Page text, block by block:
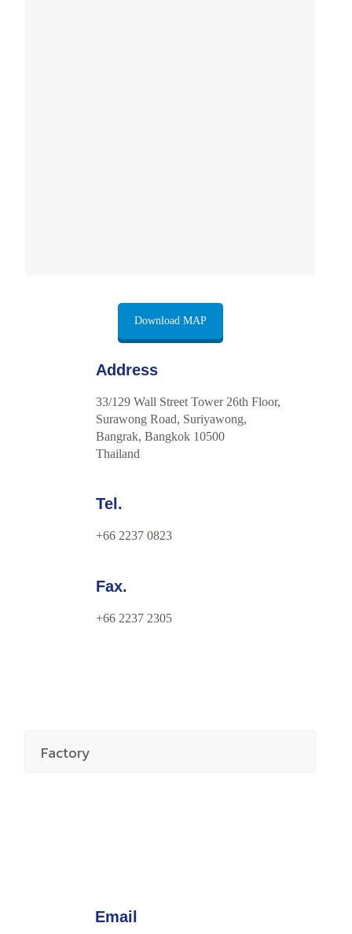
Download MAP
Address
33/129 Wall Street Tower 26th Floor,
Surawong Road, Suriyawong,
Bangrak, Bangkok 10500
Thailand
Tel.
+66 2237 0823
Fax.
+66 2237 2305
Factory
Email